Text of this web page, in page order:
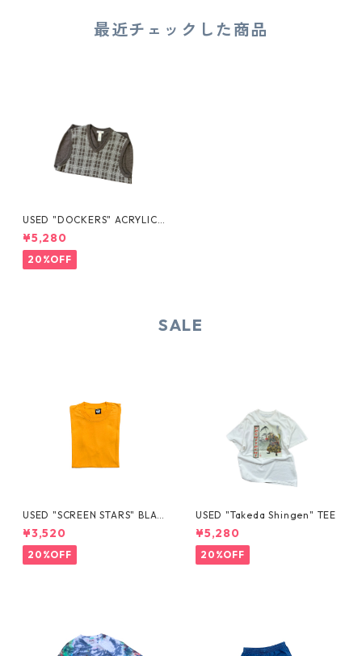
最近チェックした商品
USED "DOCKERS" ACRYLIC
KNIT VEST
¥5,280
20%OFF
SALE
USED "SCREEN STARS" BLAN
K TEE
¥3,520
20%OFF
USED "Takeda Shingen" TEE
¥5,280
20%OFF